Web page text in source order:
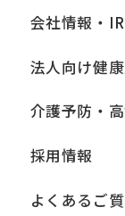
会社情報・
法人向け健
介護予防・
採用情報
よくあるご